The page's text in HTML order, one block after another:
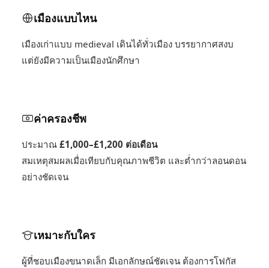
เมืองแบบไหน
เมืองเก่าแบบ medieval เดินได้ทั่วเมือง บรรยากาศสงบ
แต่ยังมีความเป็นเมืองนักศึกษา
ค่าครองชีพ
ประมาณ £1,000–£1,200 ต่อเดือน
สมเหตุสมผลเมื่อเทียบกับคุณภาพชีวิต และต่ำกว่าลอนดอน
อย่างชัดเจน
เหมาะกับใคร
ผู้ที่ชอบเมืองขนาดเล็ก มีเอกลักษณ์ชัดเจน ต้องการโฟกัส